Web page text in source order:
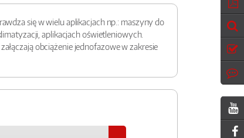
się w wielu aplikacjach np.: maszyny do
aplikacjach oświetleniowych.
obciążenie jednofazowe w zakresie